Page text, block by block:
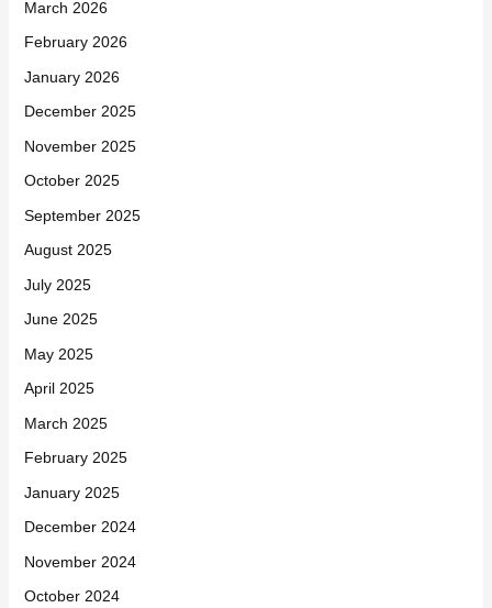
March 2026
February 2026
January 2026
December 2025
November 2025
October 2025
September 2025
August 2025
July 2025
June 2025
May 2025
April 2025
March 2025
February 2025
January 2025
December 2024
November 2024
October 2024